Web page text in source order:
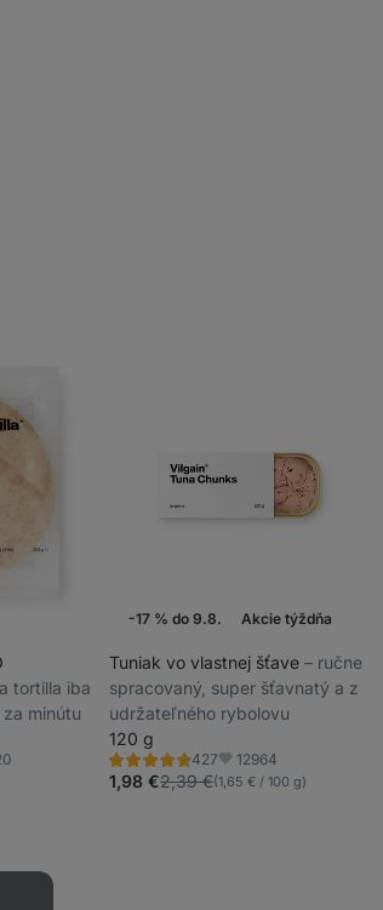
tortilla iba
minútu
-17 % do 9.8. Akcie týždňa
Tuniak vo vlastnej šťave⁠–⁠ ručne
spracovaný, super šťavnatý a z
udržateľného rybolovu
120 g
427
Hodnotenie
4.8/5,
427
Obľúbené
12964
1,98 €2,39 €(1,65 € / 100 g)